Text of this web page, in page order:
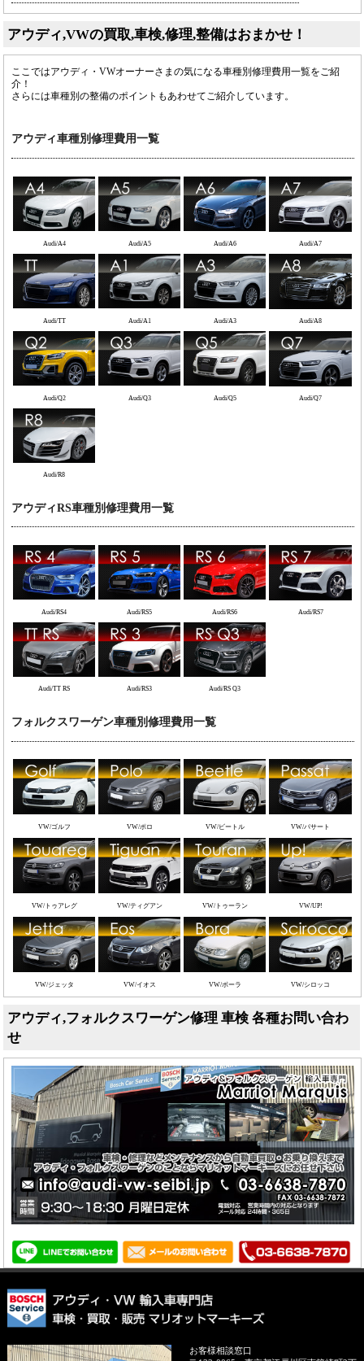
アウディ,VWの買取,車検,修理,整備はおまかせ！
ここではアウディ・VWオーナーさまの気になる車種別修理費用一覧をご紹
介！
さらには車種別の整備のポイントもあわせてご紹介しています。
アウディ車種別修理費用一覧
Audi/A4 Audi/A5 Audi/A6 Audi/A7
Audi/TT Audi/A1 Audi/A3 Audi/A8
Audi/Q2 Audi/Q3 Audi/Q5 Audi/Q7
Audi/R8
アウディRS車種別修理費用一覧
Audi/RS4 Audi/RS5 Audi/RS6 Audi/RS7
Audi/TT RS Audi/RS3 Audi/RS Q3
フォルクスワーゲン車種別修理費用一覧
VW/ゴルフ VW/ポロ VW/ビートル VW/パサート
VW/トゥアレグ VW/ティグアン VW/トゥーラン VW/UP!
VW/ジェッタ VW/イオス VW/ボーラ VW/シロッコ
アウディ,フォルクスワーゲン修理 車検 各種お問い合わ
せ
お客様相談窓口